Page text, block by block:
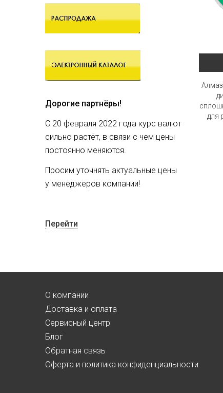
Дорогие партнёры!
С 20 февраля 2022 года курс валют
сильно растёт, в связи с чем цены
постоянно меняются.
Просим уточнять актуальные цены
у менеджеров компании!
Перейти
для
О компании
Доставка и оплата
Сервисный центр
Блог
Обратная связь
Оферта и политика конфиденциальности